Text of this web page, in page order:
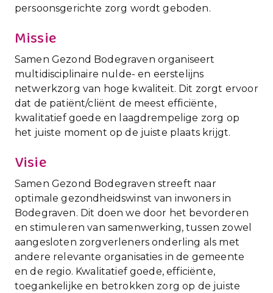
persoonsgerichte zorg wordt geboden.
Missie
Samen Gezond Bodegraven organiseert
multidisciplinaire nulde- en eerstelijns
netwerkzorg van hoge kwaliteit. Dit zorgt ervoor
dat de patiënt/cliënt de meest efficiënte,
kwalitatief goede en laagdrempelige zorg op
het juiste moment op de juiste plaats krijgt.
Visie
Samen Gezond Bodegraven streeft naar
optimale gezondheidswinst van inwoners in
Bodegraven. Dit doen we door het bevorderen
en stimuleren van samenwerking, tussen zowel
aangesloten zorgverleners onderling als met
andere relevante organisaties in de gemeente
en de regio. Kwalitatief goede, efficiënte,
toegankelijke en betrokken zorg op de juiste